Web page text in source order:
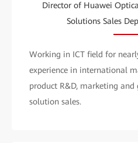
Director of Huawei
Solutions Sales
Working in ICT field for
experience in international
product R&D, marketing
solution sales.